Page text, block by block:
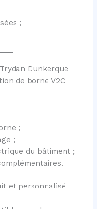
;
Dunkerque
de borne V2C
;
;
du bâtiment ;
et personnalisé.